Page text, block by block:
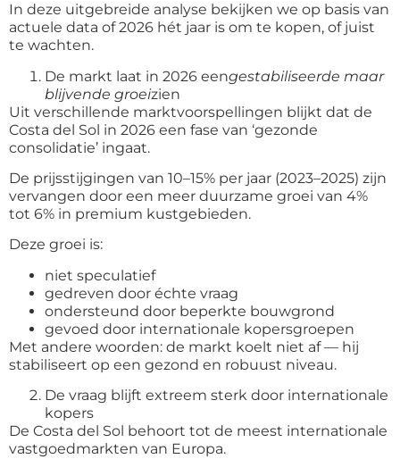
In deze uitgebreide analyse bekijken we op basis van
actuele data of 2026 hét jaar is om te kopen, of juist
te wachten.
De markt laat in 2026 eengestabiliseerde maar
blijvende groeizien
Uit verschillende marktvoorspellingen blijkt dat de
Costa del Sol in 2026 een fase van ‘gezonde
consolidatie’ ingaat.
De prijsstijgingen van 10–15% per jaar (2023–2025) zijn
vervangen door een meer duurzame groei van 4%
tot 6% in premium kustgebieden.
Deze groei is:
niet speculatief
gedreven door échte vraag
ondersteund door beperkte bouwgrond
gevoed door internationale kopersgroepen
Met andere woorden: de markt koelt niet af — hij
stabiliseert op een gezond en robuust niveau.
De vraag blijft extreem sterk door internationale
kopers
De Costa del Sol behoort tot de meest internationale
vastgoedmarkten van Europa.